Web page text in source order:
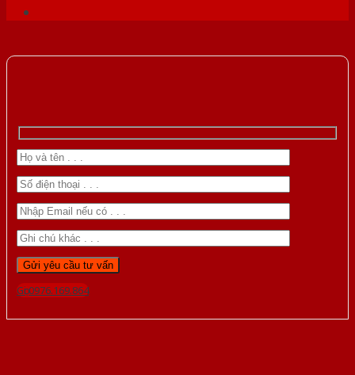
Gọi 0976.169.864